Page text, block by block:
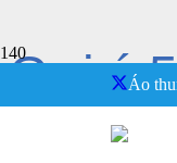
Áo
Gợi ý